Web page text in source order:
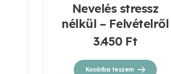
Nevelés stressz
nélkül – Felvételről
3.450 Ft
Kosárba teszem